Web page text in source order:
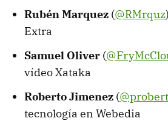
Rubén Marquez (@RMrquz
Extra
Samuel Oliver (
vídeo Xataka
Roberto Jimenez (
tecnología en Webedia